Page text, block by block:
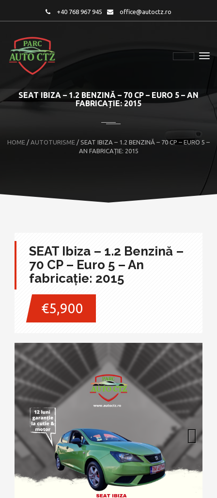
+40 768 967 945 office@autoctz.ro
SEAT IBIZA – 1.2 BENZINĂ – 70 CP – EURO 5 – AN
FABRICAȚIE: 2015
HOME / AUTOTURISME / SEAT IBIZA – 1.2 BENZINĂ – 70 CP – EURO 5 –
AN FABRICAȚIE: 2015
SEAT Ibiza – 1.2 Benzină –
70 CP – Euro 5 – An
fabricație: 2015
€5,900
Next